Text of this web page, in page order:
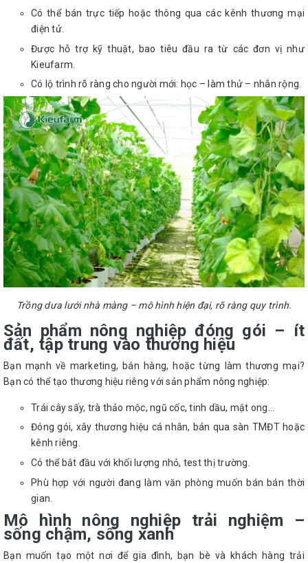
Có thể bán trực tiếp hoặc thông qua các kênh thương mại
điện tử.
Được hỗ trợ kỹ thuật, bao tiêu đầu ra từ các đơn vị như
Kieufarm.
Có lộ trình rõ ràng cho người mới: học – làm thử – nhân rộng.
Trồng dưa lưới nhà màng – mô hình hiện đại, rõ ràng quy trình.
Sản phẩm nông nghiệp đóng gói – ít
đất, tập trung vào thương hiệu
Bạn mạnh về marketing, bán hàng, hoặc từng làm thương mại?
Bạn có thể tạo thương hiệu riêng với sản phẩm nông nghiệp:
Trái cây sấy, trà thảo mộc, ngũ cốc, tinh dầu, mật ong…
Đóng gói, xây thương hiệu cá nhân, bán qua sàn TMĐT hoặc
kênh riêng.
Có thể bắt đầu với khối lượng nhỏ, test thị trường.
Phù hợp với người đang làm văn phòng muốn bán bán thời
gian.
Mô hình nông nghiệp trải nghiệm –
sống chậm, sống xanh
Bạn muốn tạo một nơi để gia đình, bạn bè và khách hàng trải